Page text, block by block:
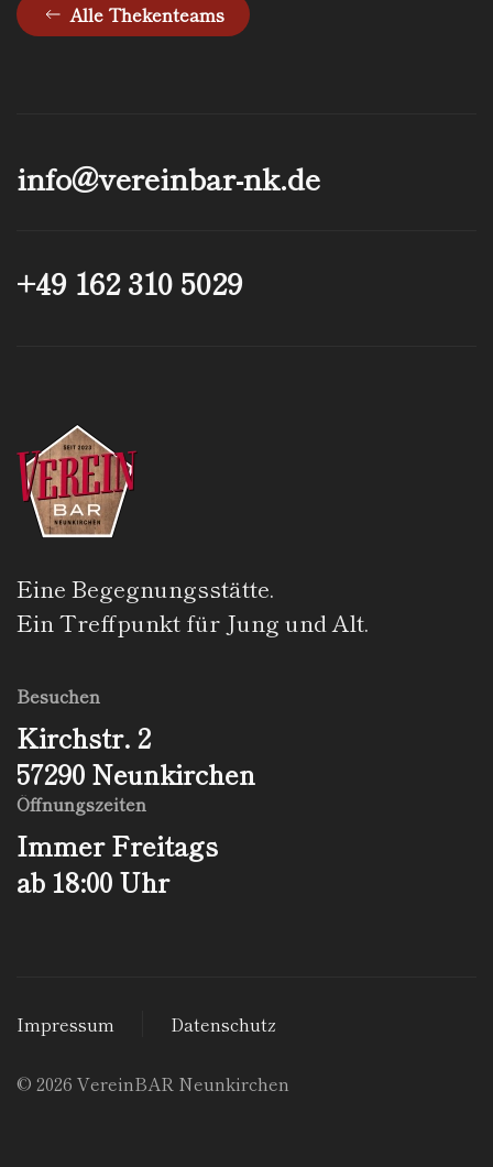
Alle Thekenteams
info@­vereinbar-nk.de
+49 162 310 5029
Eine Begegnungsstätte.
Ein Treffpunkt für Jung und Alt.
Besuchen
Kirchstr. 2
57290 Neunkirchen
Öffnungs­zeiten
Immer Freitags
ab 18:00 Uhr
Impressum Datenschutz
© 2026 VereinBAR Neunkirchen